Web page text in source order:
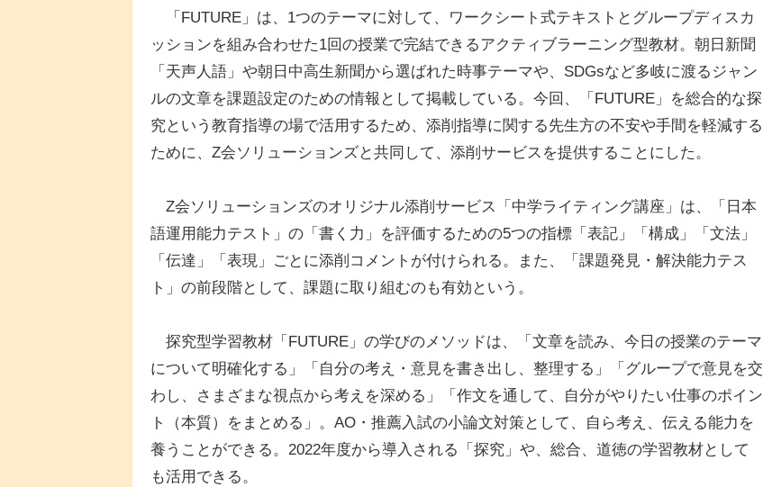
「FUTURE」は、1つのテーマに対して、ワークシート式テキストとグループディスカ
ッションを組み合わせた1回の授業で完結できるアクティブラーニング型教材。朝日新聞
「天声人語」や朝日中高生新聞から選ばれた時事テーマや、SDGsなど多岐に渡るジャン
ルの文章を課題設定のための情報として掲載している。今回、「FUTURE」を総合的な探
究という教育指導の場で活用するため、添削指導に関する先生方の不安や手間を軽減する
ために、Z会ソリューションズと共同して、添削サービスを提供することにした。
Z会ソリューションズのオリジナル添削サービス「中学ライティング講座」は、「日本
語運用能力テスト」の「書く力」を評価するための5つの指標「表記」「構成」「文法」
「伝達」「表現」ごとに添削コメントが付けられる。また、「課題発見・解決能力テス
ト」の前段階として、課題に取り組むのも有効という。
探究型学習教材「FUTURE」の学びのメソッドは、「文章を読み、今日の授業のテーマ
について明確化する」「自分の考え・意見を書き出し、整理する」「グループで意見を交
わし、さまざまな視点から考えを深める」「作文を通して、自分がやりたい仕事のポイン
ト（本質）をまとめる」。AO・推薦入試の小論文対策として、自ら考え、伝える能力を
養うことができる。2022年度から導入される「探究」や、総合、道徳の学習教材として
も活用できる。